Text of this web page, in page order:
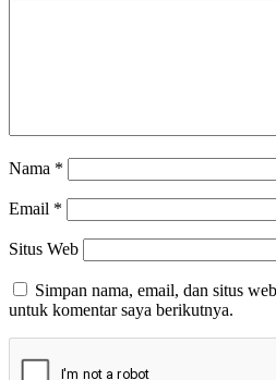
Nama *
Email *
Situs Web
Simpan nama, email, dan situs
untuk komentar saya berikutnya.